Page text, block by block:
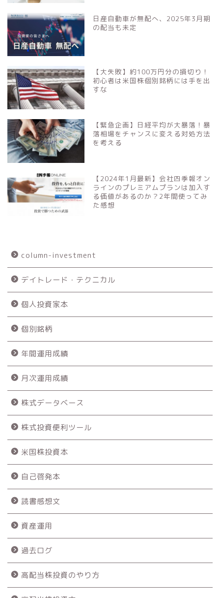
日産自動車が無配へ、2025年3月期
の配当も未定
【大失敗】約100万円分の損切り！
初心者は米国株個別銘柄には手を出
すな
【緊急企画】日経平均が大暴落！暴
落相場をチャンスに変える対処方法
を考える
【2024年1月最新】会社四季報オン
ラインのプレミアムプランは加入す
る価値があるのか？2年間使ってみ
た感想
column-investment
デイトレード・テクニカル
個人投資家本
個別銘柄
年間運用成績
月次運用成績
株式データベース
株式投資便利ツール
米国株投資本
自己啓発本
読書感想文
資産運用
過去ログ
高配当株投資のやり方